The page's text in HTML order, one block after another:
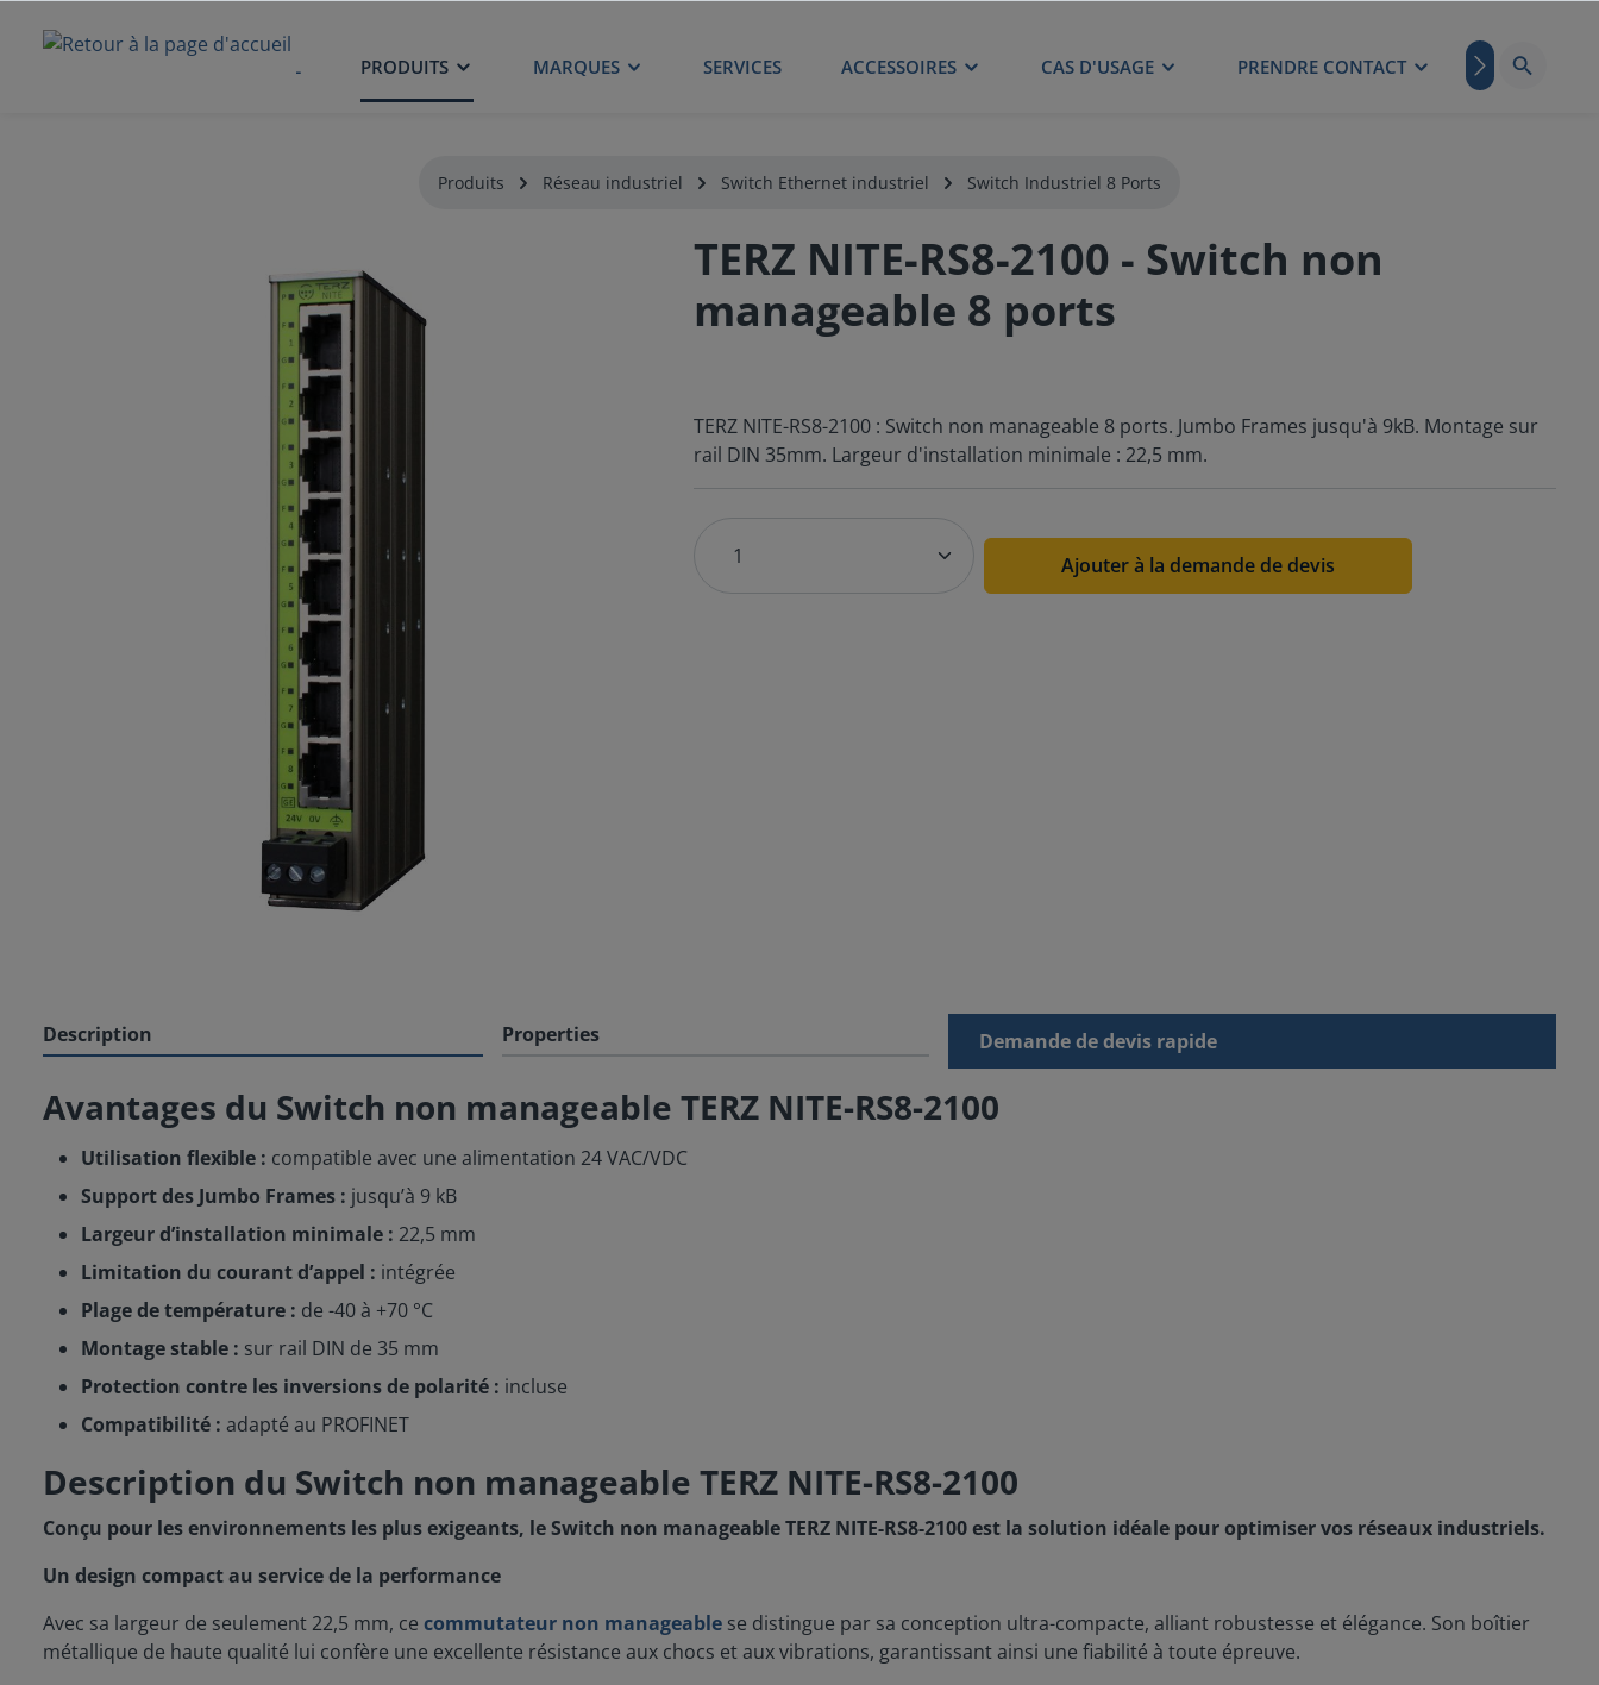
ACCUEIL PRODUITS MARQUES SERVICES ACCESSOIRES CAS D'USAGE PRENDRE CONTACT BLOG
Produits Réseau industriel Switch Ethernet industriel Switch Industriel 8 Ports
TERZ NITE-RS8-2100 - Switch non
manageable 8 ports
TERZ NITE-RS8-2100 : Switch non manageable 8 ports. Jumbo Frames jusqu'à 9kB. Montage sur
rail DIN 35mm. Largeur d'installation minimale : 22,5 mm.
Ajouter à la demande de devis
Description Properties Demande de devis rapide
Avantages du Switch non manageable TERZ NITE-RS8-2100
Utilisation flexible : compatible avec une alimentation 24 VAC/VDC
Support des Jumbo Frames : jusqu’à 9 kB
Largeur d’installation minimale : 22,5 mm
Limitation du courant d’appel : intégrée
Plage de température : de -40 à +70 °C
Montage stable : sur rail DIN de 35 mm
Protection contre les inversions de polarité : incluse
Compatibilité : adapté au PROFINET
Description du Switch non manageable TERZ NITE-RS8-2100
Conçu pour les environnements les plus exigeants, le Switch non manageable TERZ NITE-RS8-2100 est la solution idéale pour optimiser vos réseaux industriels.
Un design compact au service de la performance
Avec sa largeur de seulement 22,5 mm, ce commutateur non manageable se distingue par sa conception ultra-compacte, alliant robustesse et élégance. Son boîtier
métallique de haute qualité lui confère une excellente résistance aux chocs et aux vibrations, garantissant ainsi une fiabilité à toute épreuve.